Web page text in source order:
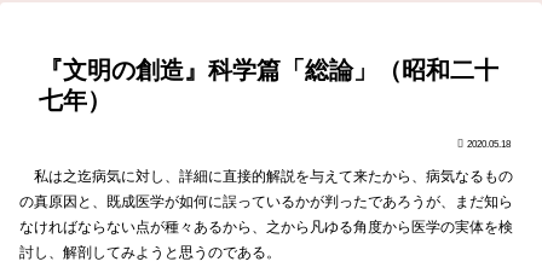
『文明の創造』科学篇「総論」（昭和二十
七年）
2020.05.18
私は之迄病気に対し、詳細に直接的解説を与えて来たから、病気なるもの
の真原因と、既成医学が如何に誤っているかが判ったであろうが、まだ知ら
なければならない点が種々あるから、之から凡ゆる角度から医学の実体を検
討し、解剖してみようと思うのである。